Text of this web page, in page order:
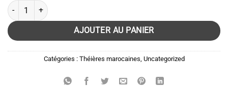
quantité de Théière marocaine dorée en inox – élégance orientale et
AJOUTER AU PANIER
Catégories : Théières marocaines, Uncategorized